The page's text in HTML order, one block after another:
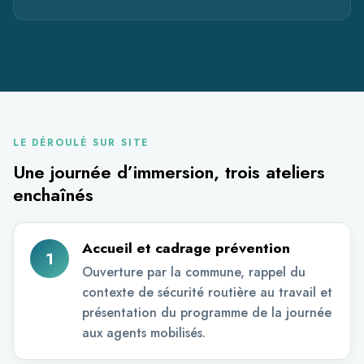
LE DÉROULÉ SUR SITE
Une journée d’immersion, trois ateliers
enchaînés
1 Accueil et cadrage prévention
Ouverture par la commune, rappel du
contexte de sécurité routière au travail et
présentation du programme de la journée
aux agents mobilisés.